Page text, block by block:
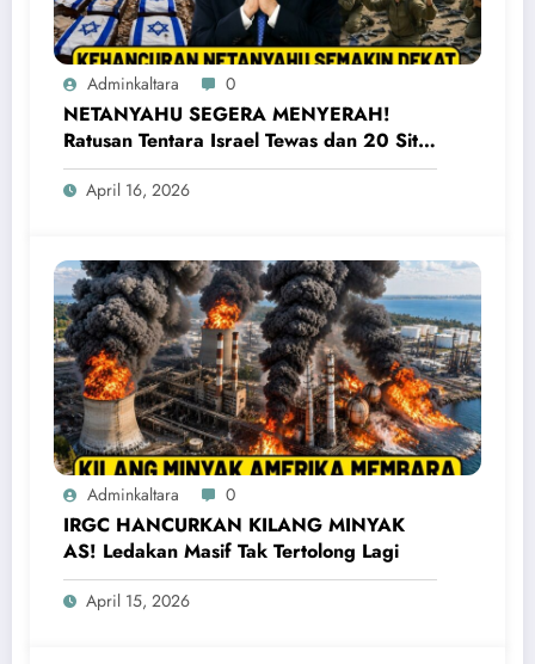
Adminkaltara 0
NETANYAHU SEGERA MENYERAH!
Ratusan Tentara Israel Tewas dan 20 Situs
Penting Meledak
April 16, 2026
Adminkaltara 0
IRGC HANCURKAN KILANG MINYAK
AS! Ledakan Masif Tak Tertolong Lagi
April 15, 2026